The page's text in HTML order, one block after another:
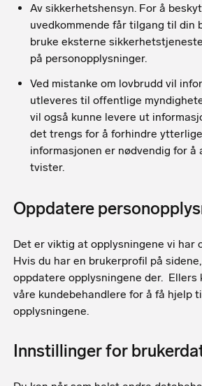
Av sikkerhetshensyn. For å
uvedkommende får tilgang til din
bruke eksterne
på personopplysninger.
Ved mistanke om lovbrudd vil
utleveres til offentlige
vil også kunne levere ut
det trengs for å forhindre
informasjonen er nødvendig for å
tvister.
Oppdatere
Det er viktig at opplysningene vi har
Hvis du har en brukerprofil på
oppdatere opplysningene der. Ellers
våre kundebehandlere for å få hjelp
opplysningene.
Innstillinger for